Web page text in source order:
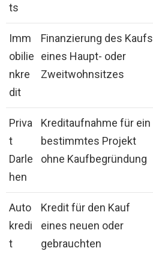
ts
Imm
obilie
nkre
dit
Finanzierung des Kaufs
eines Haupt- oder
Zweitwohnsitzes
Priva
t
Darle
hen
Kreditaufnahme für ein
bestimmtes Projekt
ohne Kaufbegründung
Auto
kredi
t
Kredit für den Kauf
eines neuen oder
gebrauchten